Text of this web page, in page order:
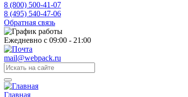
8 (800) 500-41-07
8 (495) 540-47-06
Обратная связь
Ежедневно с 09:00 - 21:00
mail@webpack.ru
Главная